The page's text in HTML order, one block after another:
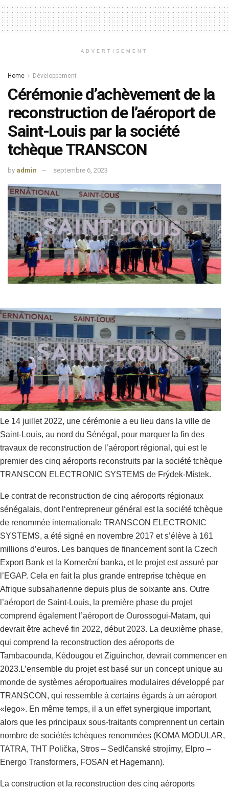
ADVERTISEMENT
Home Développement
Cérémonie d’achèvement de la
reconstruction de l’aéroport de
Saint-Louis par la société
tchèque TRANSCON
by admin septembre 6, 2023
Le 14 juillet 2022, une cérémonie a eu lieu dans la ville de
Saint-Louis, au nord du Sénégal, pour marquer la fin des
travaux de reconstruction de l’aéroport régional, qui est le
premier des cinq aéroports reconstruits par la société tchèque
TRANSCON ELECTRONIC SYSTEMS de Frýdek-Místek.
Le contrat de reconstruction de cinq aéroports régionaux
sénégalais, dont l‘entrepreneur général est la société tchèque
de renommée internationale TRANSCON ELECTRONIC
SYSTEMS, a été signé en novembre 2017 et s’élève à 161
millions d’euros. Les banques de financement sont la Czech
Export Bank et la Komerční banka, et le projet est assuré par
l’EGAP. Cela en fait la plus grande entreprise tchèque en
Afrique subsaharienne depuis plus de soixante ans. Outre
l’aéroport de Saint-Louis, la première phase du projet
comprend également l’aéroport de Ourossogui-Matam, qui
devrait être achevé fin 2022, début 2023. La deuxième phase,
qui comprend la reconstruction des aéroports de
Tambacounda, Kédougou et Ziguinchor, devrait commencer en
2023.L’ensemble du projet est basé sur un concept unique au
monde de systèmes aéroportuaires modulaires développé par
TRANSCON, qui ressemble à certains égards à un aéroport
«lego». En même temps, il a un effet synergique important,
alors que les principaux sous-traitants comprennent un certain
nombre de sociétés tchèques renommées (KOMA MODULAR,
TATRA, THT Polička, Stros – Sedlčanské strojírny, Elpro –
Energo Transformers, FOSAN et Hagemann).
La construction et la reconstruction des cinq aéroports